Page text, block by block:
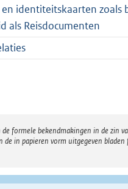
identiteitskaarten zoals
als Reisdocumenten
formele bekendmakingen in de zin
in papieren vorm uitgegeven